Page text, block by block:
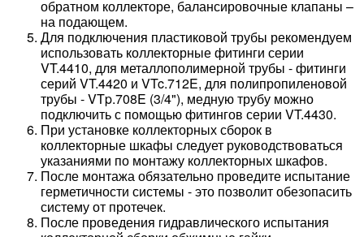
обратном коллекторе, балансировочные клапаны –
на подающем.
Для подключения пластиковой трубы рекомендуем
использовать коллекторные фитинги серии
VT.4410, для металлополимерной трубы - фитинги
серий VT.4420 и VTc.712E, для полипропиленовой
трубы - VTp.708E (3/4"), медную трубу можно
подключить с помощью фитингов серии VT.4430.
При установке коллекторных сборок в
коллекторные шкафы следует руководствоваться
указаниями по монтажу коллекторных шкафов.
После монтажа обязательно проведите испытание
герметичности системы - это позволит обезопасить
систему от протечек.
После проведения гидравлического испытания